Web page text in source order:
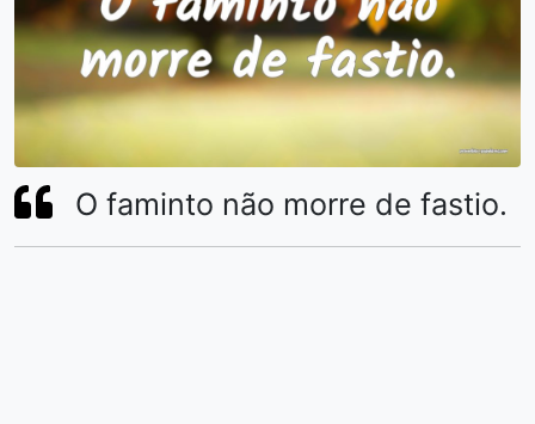
O faminto não morre de fastio.